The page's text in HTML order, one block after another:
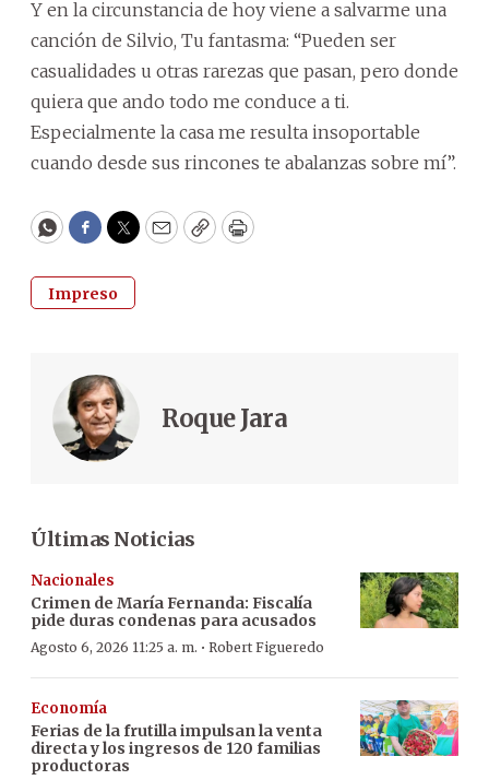
Y en la circunstancia de hoy viene a salvarme una
canción de Silvio, Tu fantasma: “Pueden ser
casualidades u otras rarezas que pasan, pero donde
quiera que ando todo me conduce a ti.
Especialmente la casa me resulta insoportable
cuando desde sus rincones te abalanzas sobre mí”.
WhatsApp
Facebook
Twitter
EmailCopyPrint
Impreso
Roque Jara
Últimas Noticias
Nacionales
Crimen de María Fernanda: Fiscalía
pide duras condenas para acusados
Agosto 6, 2026 11:25 a. m. · Robert Figueredo
Economía
Ferias de la frutilla impulsan la venta
directa y los ingresos de 120 familias
productoras